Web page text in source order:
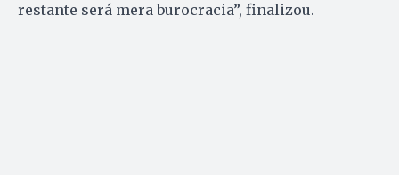
restante será mera burocracia”, finalizou.